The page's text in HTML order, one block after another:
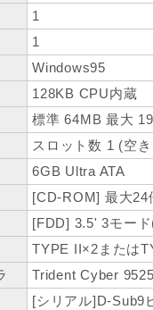
1
1
Windows95
128KB CPU内蔵
標準 64MB 最大
スロット数 1 (空
6GB Ultra ATA
[CD-ROM] 最大24
[FDD] 3.5' 3モー
TYPE II×2または
Trident Cyber
[シリアル]D-Sub9